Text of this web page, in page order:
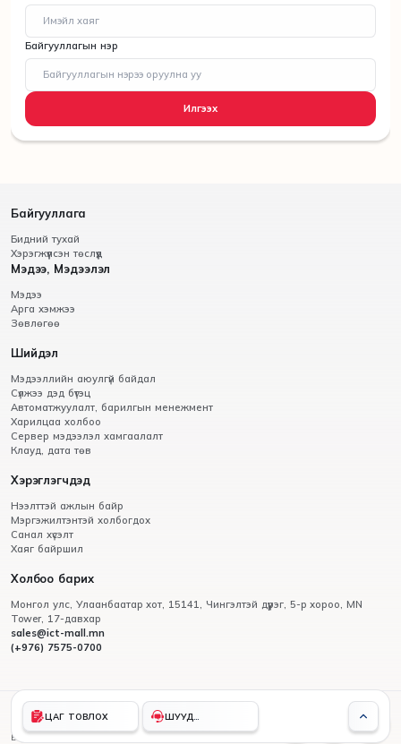
Байгууллагын нэр
Илгээх
Байгууллага
Бидний тухай
Хэрэгжүүлсэн төслүүд
Мэдээ, Мэдээлэл
Мэдээ
Арга хэмжээ
Зөвлөгөө
Шийдэл
Мэдээллийн аюулгүй байдал
Сүлжээ дэд бүтэц
Автоматжуулалт, барилгын менежмент
Харилцаа холбоо
Сервер мэдээлэл хамгаалалт
Клауд, дата төв
Хэрэглэгчдэд
Нээлттэй ажлын байр
Мэргэжилтэнтэй холбогдох
Санал хүсэлт
Хаяг байршил
Холбоо барих
Монгол улс, Улаанбаатар хот, 15141, Чингэлтэй дүүрэг, 5-р хороо, МN
Tower, 17-давхар
sales@ict-mall.mn
(+976) 7575-0700
© 2012 - 2026 Вертексмон ХХК,
бүх эрх хуулиар хамгаалагдсан
ВэбсайтыгГрийн Софт ХХКхөгжүүлэв
ЦАГ ТОВЛОХ
ШУУД